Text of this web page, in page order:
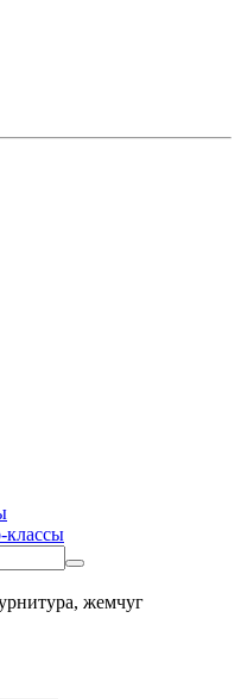
классы
жемчуг